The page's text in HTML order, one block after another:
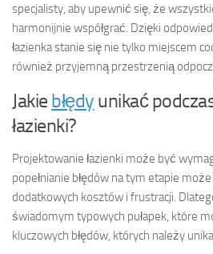
specjalisty, aby upewnić się, że
harmonijnie współgrać. Dzięki
łazienka stanie się nie tylko miejscem
również przyjemną przestrzenią
Jakie błędy unikać
łazienki?
Projektowanie łazienki może być
popełnianie błędów na tym etapie
dodatkowych kosztów i frustracji.
świadomym typowych pułapek, które
kluczowych błędów, których należy